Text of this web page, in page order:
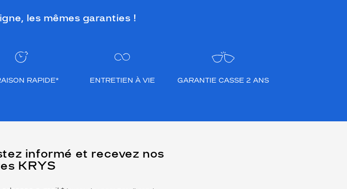
les mêmes garanties !
RAPIDE* ENTRETIEN À VIE GARANTIE CASSE 2 ANS
informé et recevez nos
KRYS